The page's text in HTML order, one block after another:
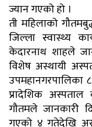
ज्यान गएको हो ।
ती महिलाको
जिल्ला स्वास्थ्य
केदारनाथ शाहले
विशेष अस्थायी
उपमहानगरपालिका
प्रादेशिक
गौतमले जानकारी
गएको ४ गतेदेखि